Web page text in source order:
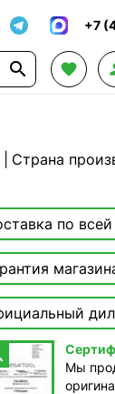
+7
 
Страна
по
бесплатно
—
бесплатно
Бережковская,
продаём
Мы